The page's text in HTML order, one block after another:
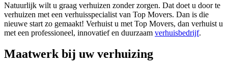
Natuurlijk wilt u graag verhuizen zonder zorgen. Dat doet u door te
verhuizen met een verhuisspecialist van Top Movers. Dan is die
nieuwe start zo gemaakt! Verhuist u met Top Movers, dan verhuist u
met een professioneel, innovatief en duurzaam verhuisbedrijf.
Maatwerk bij uw verhuizing